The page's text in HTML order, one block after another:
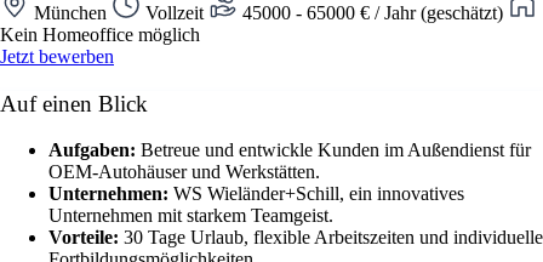
München Vollzeit
45000 - 65000 € / Jahr (geschätzt)
Kein Homeoffice möglich
Jetzt bewerben
Auf einen Blick
Aufgaben: Betreue und entwickle Kunden im Außendienst für
OEM-Autohäuser und Werkstätten.
Unternehmen: WS Wieländer+Schill, ein innovatives
Unternehmen mit starkem Teamgeist.
Vorteile: 30 Tage Urlaub, flexible Arbeitszeiten und individuelle